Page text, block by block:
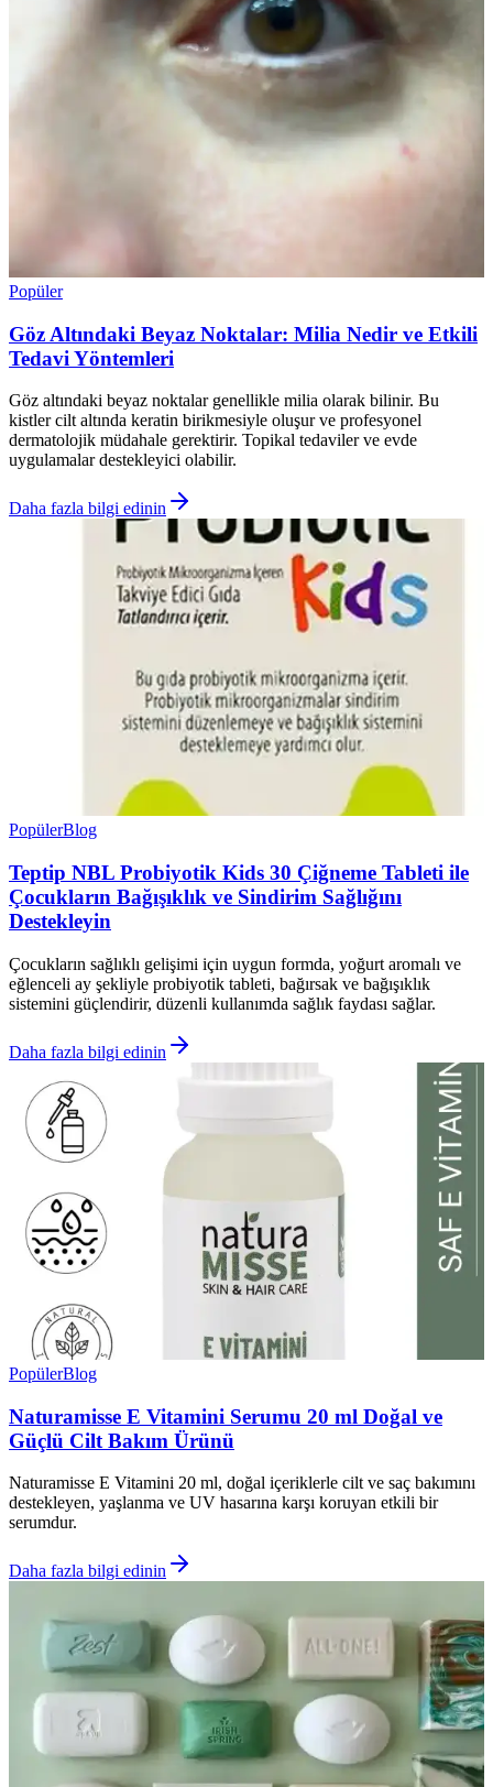
Popüler
Göz Altındaki Beyaz Noktalar: Milia Nedir ve Etkili
Tedavi Yöntemleri
Göz altındaki beyaz noktalar genellikle milia olarak bilinir. Bu
kistler cilt altında keratin birikmesiyle oluşur ve profesyonel
dermatolojik müdahale gerektirir. Topikal tedaviler ve evde
uygulamalar destekleyici olabilir.
Daha fazla bilgi edinin
PopülerBlog
Teptip NBL Probiyotik Kids 30 Çiğneme Tableti ile
Çocukların Bağışıklık ve Sindirim Sağlığını
Destekleyin
Çocukların sağlıklı gelişimi için uygun formda, yoğurt aromalı ve
eğlenceli ay şekliyle probiyotik tableti, bağırsak ve bağışıklık
sistemini güçlendirir, düzenli kullanımda sağlık faydası sağlar.
Daha fazla bilgi edinin
PopülerBlog
Naturamisse E Vitamini Serumu 20 ml Doğal ve
Güçlü Cilt Bakım Ürünü
Naturamisse E Vitamini 20 ml, doğal içeriklerle cilt ve saç bakımını
destekleyen, yaşlanma ve UV hasarına karşı koruyan etkili bir
serumdur.
Daha fazla bilgi edinin